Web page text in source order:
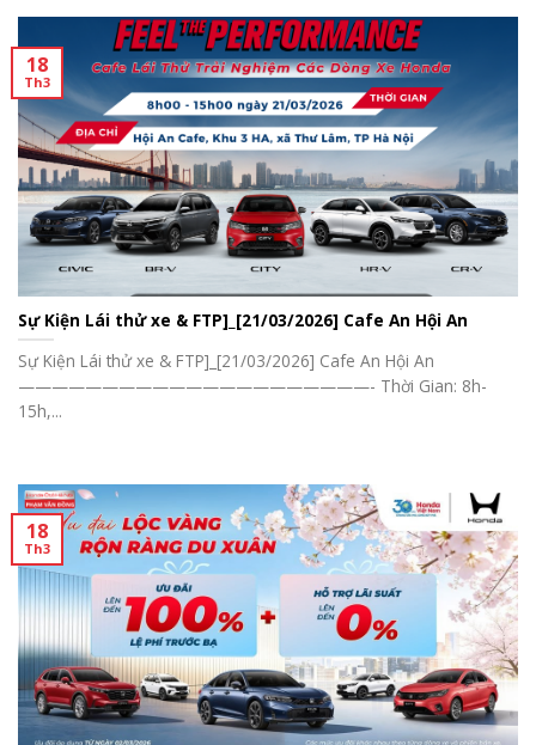
Sự Kiện Lái thử xe & FTP]_[21/03/2026] Cafe An Hội An
Sự Kiện Lái thử xe & FTP]_[21/03/2026] Cafe An Hội An
—————————————————————- Thời Gian: 8h-
15h,...
18
Th3
18
Th3